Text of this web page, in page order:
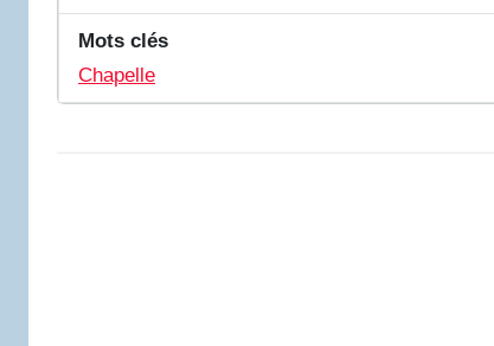
Mots clés
Chapelle